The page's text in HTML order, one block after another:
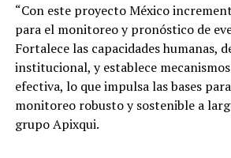
“Con este proyecto México
para el monitoreo y pronóstico de
Fortalece las capacidades humanas,
institucional, y establece
efectiva, lo que impulsa las bases
monitoreo robusto y sostenible a
grupo Apixqui.